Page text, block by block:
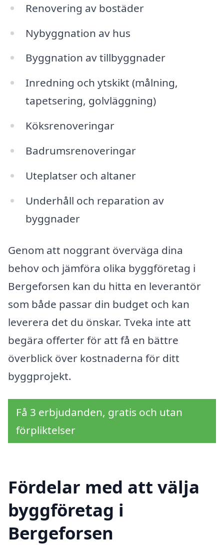
Renovering av bostäder
Nybyggnation av hus
Byggnation av tillbyggnader
Inredning och ytskikt (målning,
tapetsering, golvläggning)
Köksrenoveringar
Badrumsrenoveringar
Uteplatser och altaner
Underhåll och reparation av
byggnader
Genom att noggrant överväga dina
behov och jämföra olika byggföretag i
Bergeforsen kan du hitta en leverantör
som både passar din budget och kan
leverera det du önskar. Tveka inte att
begära offerter för att få en bättre
överblick över kostnaderna för ditt
byggprojekt.
Få 3 erbjudanden, gratis och utan
förpliktelser
Fördelar med att välja
byggföretag i
Bergeforsen